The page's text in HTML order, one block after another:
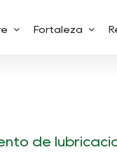
Fortaleza
de